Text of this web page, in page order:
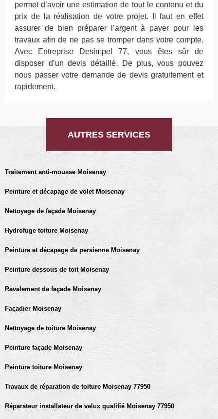
permet d’avoir une estimation de tout le contenu et du
prix de la réalisation de votre projet. Il faut en effet
assurer de bien préparer l’argent à payer pour les
travaux afin de ne pas se tromper dans votre compte.
Avec Entreprise Desimpel 77, vous êtes sûr de
disposer d’un devis détaillé. De plus, vous pouvez
nous passer votre demande de devis gratuitement et
rapidement.
AUTRES SERVICES
Traitement anti-mousse Moisenay
Peinture et décapage de volet Moisenay
Nettoyage de façade Moisenay
Hydrofuge toiture Moisenay
Peinture et décapage de persienne Moisenay
Peinture dessous de toit Moisenay
Ravalement de façade Moisenay
Façadier Moisenay
Nettoyage de toiture Moisenay
Peinture façade Moisenay
Peinture toiture Moisenay
Travaux de réparation de toiture Moisenay 77950
Réparateur installateur de velux qualifié Moisenay 77950